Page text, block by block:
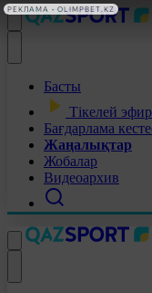
Басты
Тікелей эфир
Бағдарлама
Жаңалықтар
Жобалар
Видеоархив
РЕКЛАМА • OLIMPBET.KZ